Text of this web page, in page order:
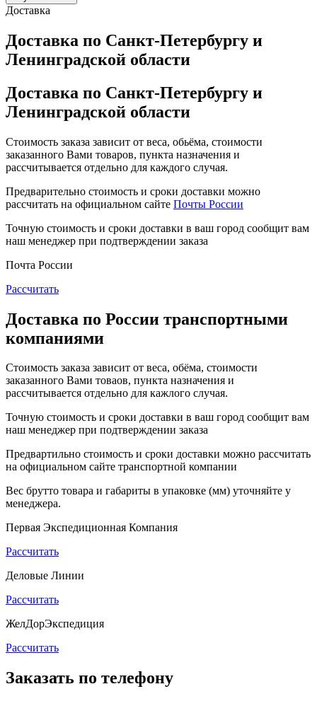
Доставка
Доставка по Санкт-Петербургу и
Ленинградской области
Доставка по Санкт-Петербургу и
Ленинградской области
Стоимость заказа зависит от веса, обьёма, стоимости
заказанного Вами товаров, пункта назначения и
рассчитывается отдельно для каждого случая.
Предварительно стоимость и сроки доставки можно
рассчитать на официальном сайте Почты России
Точную стоимость и сроки доставки в ваш город сообщит вам
наш менеджер при подтверждении заказа
Почта России
Рассчитать
Доставка по России транспортными
компаниями
Стоимость заказа зависит от веса, обёма, стоимости
заказанного Вами товаов, пункта назначения и
рассчитывается отдельно для кажлого случая.
Точную стоимость и сроки доставки в ваш город сообщит вам
наш менеджер при подтверждении заказа
Предвартильно стоимость и сроки доставки можно рассчитать
на официальном сайте транспортной компании
Вес брутто товара и габариты в упаковке (мм) уточняйте у
менеджера.
Первая Экспедиционная Компания
Рассчитать
Деловые Линии
Рассчитать
ЖелДорЭкспедиция
Рассчитать
Заказать по телефону